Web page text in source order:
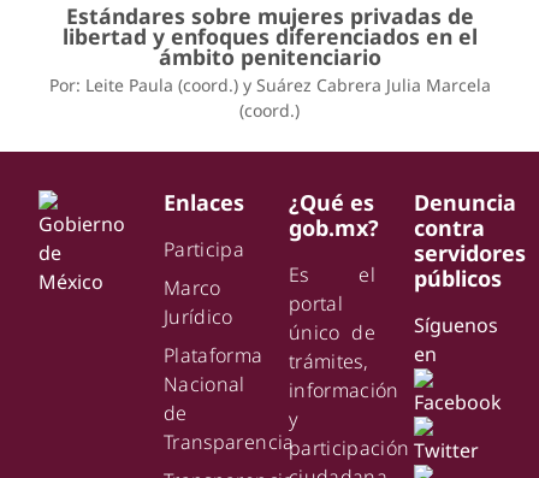
Estándares sobre mujeres privadas de
libertad y enfoques diferenciados en el
ámbito penitenciario
Por: Leite Paula (coord.) y Suárez Cabrera Julia Marcela
(coord.)
Enlaces
Participa
Marco
Jurídico
Plataforma
Nacional
de
Transparencia
¿Qué es
gob.mx?
Es el
portal
único de
trámites,
información
y
participación
Denuncia
contra
servidores
públicos
Síguenos
en